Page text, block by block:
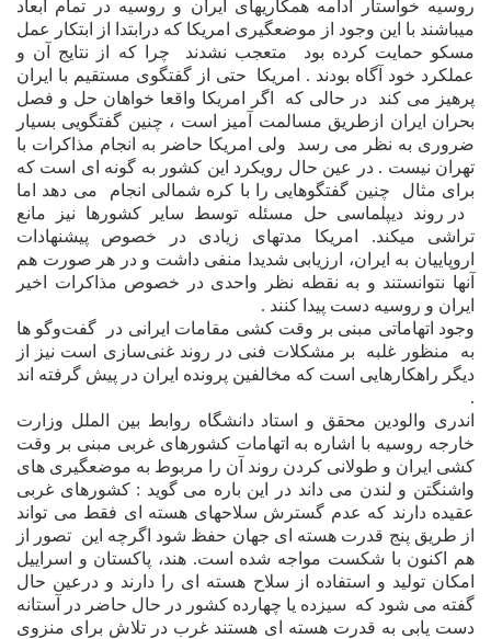
روسيه خواستار ادامه همکاريهاى ايران و روسيه در تمام ابعاد
ميباشند با اين وجود از موضعگيرى امريکا که درابتدا از ابتکار عمل
مسکو حمايت کرده بود
متعجب نشدند
چرا که از نتايج آن و
عملکرد خود آگاه بودند . امريکا
حتى از گفتگوى مستقيم با ايران
پرهيز مى کند
در حالى که
اگر امريکا واقعا خواهان حل و فصل
بحران ايران ازطريق مسالمت آميز است ، چنين گفتگويى بسيار
ضرورى به نظر مى رسد
ولى امريکا حاضر به انجام مذاکرات با
تهران نيست . در عين حال رويکرد اين کشور به گونه اى است که
براى مثال
چنين گفتگوهايى را با کره شمالى انجام
مى دهد اما
در روند ديپلماسى حل مسئله توسط ساير کشورها نيز مانع
تراشى ميکند. امريکا مدتهاى زيادى در خصوص پيشنهادات
اروپاييان به ايران، ارزيابى شديدا منفى داشت و در هر صورت هم
آنها نتوانستند و به نقطه نظر واحدى در خصوص مذاکرات اخير
ايران و روسيه دست پيدا کنند .
وجود اتهاماتى مبنى بر وقت کشى مقامات ايرانى در
گفت‌وگو ها
به
منظور غلبه
بر مشکلات فنى در روند غنى‌سازى است نيز از
ديگر راهکارهايى است که مخالفين پرونده ايران در پيش گرفته اند
.
اندرى والودين محقق و استاد دانشگاه روابط بين الملل وزارت
خارجه روسيه با اشاره به اتهامات کشورهاى غربى مبنى بر
وقت
کشى ايران و طولانى کردن روند آن را مربوط به موضعگيرى هاى
واشنگتن و لندن مى داند در اين باره مى گويد : کشورهاى غربى
عقيده دارند که عدم گسترش سلاحهاى هسته اى فقط مى تواند
از طريق پنج قدرت هسته اى جهان حفظ شود اگرچه اين تصور از
هم اکنون با شکست مواجه شده است. هند، پاکستان و اسراييل
امکان توليد و استفاده از سلاح هسته اى را دارند و درعين حال
گفته مى شود که سيزده يا چهارده کشور در حال حاضر در
ستانه
دست يابى به قدرت هسته اى هستند غرب در تلاش براى منزوى